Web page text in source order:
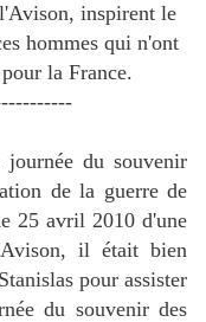
inspirent le
hommes qui n'ont
la France.
du souvenir
de la guerre de
25 avril 2010 d'une
il était bien
pour assister
du souvenir des